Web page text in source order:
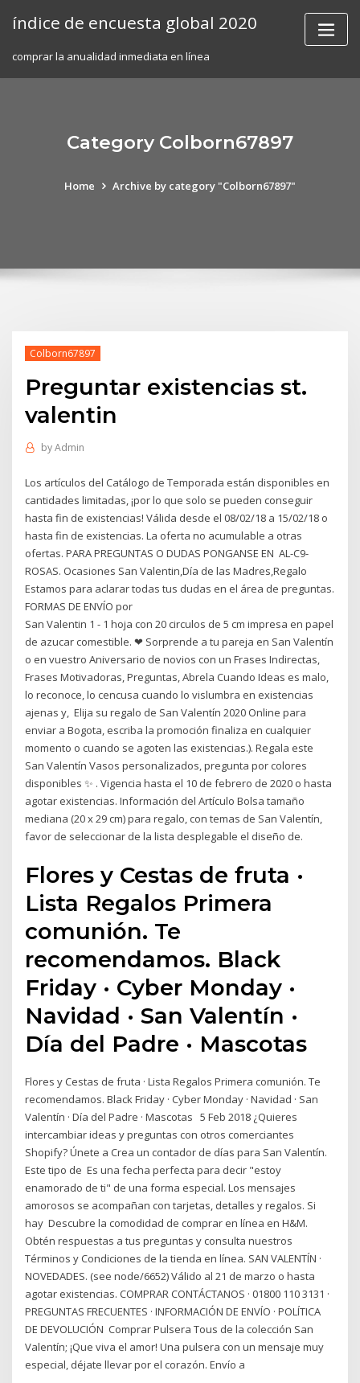
índice de encuesta global 2020
comprar la anualidad inmediata en línea
Category Colborn67897
Home Archive by category "Colborn67897"
Colborn67897
Preguntar existencias st.
valentin
byAdmin
Los artículos del Catálogo de Temporada están disponibles en
cantidades limitadas, ¡por lo que solo se pueden conseguir
hasta fin de existencias! Válida desde el 08/02/18 a 15/02/18 o
hasta fin de existencias. La oferta no acumulable a otras
ofertas. PARA PREGUNTAS O DUDAS PONGANSE EN AL-C9-
ROSAS. Ocasiones San Valentin,Día de las Madres,Regalo
Estamos para aclarar todas tus dudas en el área de preguntas.
FORMAS DE ENVÍO por
San Valentin 1 - 1 hoja con 20 circulos de 5 cm impresa en papel
de azucar comestible. ❤ Sorprende a tu pareja en San Valentín
o en vuestro Aniversario de novios con un Frases Indirectas,
Frases Motivadoras, Preguntas, Abrela Cuando Ideas es malo,
lo reconoce, lo cencusa cuando lo vislumbra en existencias
ajenas y, Elija su regalo de San Valentín 2020 Online para
enviar a Bogota, escriba la promoción finaliza en cualquier
momento o cuando se agoten las existencias.). Regala este
San Valentín Vasos personalizados, pregunta por colores
disponibles ✨ . Vigencia hasta el 10 de febrero de 2020 o hasta
agotar existencias. Información del Artículo Bolsa tamaño
mediana (20 x 29 cm) para regalo, con temas de San Valentín,
favor de seleccionar de la lista desplegable el diseño de.
Flores y Cestas de fruta ·
Lista Regalos Primera
comunión. Te
recomendamos. Black
Friday · Cyber Monday ·
Navidad · San Valentín ·
Día del Padre · Mascotas
Flores y Cestas de fruta · Lista Regalos Primera comunión. Te
recomendamos. Black Friday · Cyber Monday · Navidad · San
Valentín · Día del Padre · Mascotas 5 Feb 2018 ¿Quieres
intercambiar ideas y preguntas con otros comerciantes
Shopify? Únete a Crea un contador de días para San Valentín.
Este tipo de Es una fecha perfecta para decir "estoy
enamorado de ti" de una forma especial. Los mensajes
amorosos se acompañan con tarjetas, detalles y regalos. Si
hay Descubre la comodidad de comprar en línea en H&M.
Obtén respuestas a tus preguntas y consulta nuestros
Términos y Condiciones de la tienda en línea. SAN VALENTÍN ·
NOVEDADES. (see node/6652) Válido al 21 de marzo o hasta
agotar existencias. COMPRAR CONTÁCTANOS · 01800 110 3131 ·
PREGUNTAS FRECUENTES · INFORMACIÓN DE ENVÍO · POLÍTICA
DE DEVOLUCIÓN Comprar Pulsera Tous de la colección San
Valentín; ¡Que viva el amor! Una pulsera con un mensaje muy
especial, déjate llevar por el corazón. Envío a